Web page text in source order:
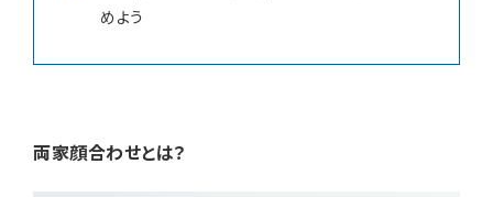
めよう
両家顔合わせとは？